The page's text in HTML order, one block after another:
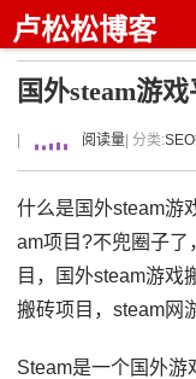
卢松松博客
国外steam游
阅读量 | 分类:
什么是国外steam游
am项目?不兜圈子了
目，国外steam游戏
搬砖项目，steam网
Steam是一个国外游